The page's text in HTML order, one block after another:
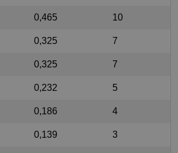
0,465 10
0,325 7
0,325 7
0,232 5
0,186 4
0,139 3